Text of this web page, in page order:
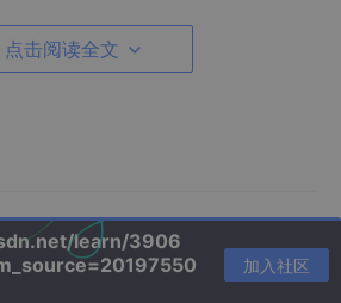
匹配
消耗与维护成本问题
核心从来不只是“写代码”，而是“构建
魂。
点击阅读全文
learn/3906
加入社区